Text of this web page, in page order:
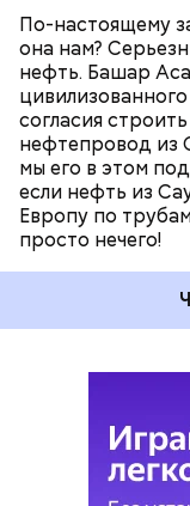
По-настоящему
она нам?
нефть. Башар
согласия
нефтепровод из
мы его в этом
если нефть из
Европу по
просто нечего!
бороться всеми
эти бандиты
что еще